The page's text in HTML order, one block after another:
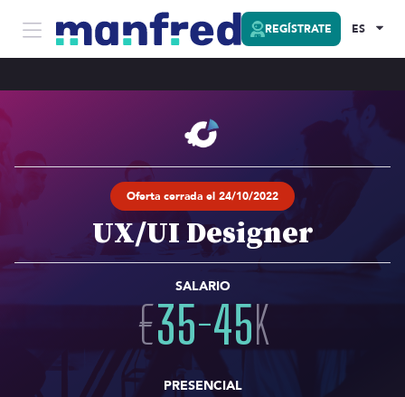
REGÍSTRATE ES
Oferta cerrada el 24/10/2022
UX/UI Designer
SALARIO
€35-45K
PRESENCIAL